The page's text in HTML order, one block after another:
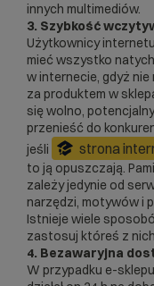
innych multimediów.
3. Szybkość
Użytkownicy
mieć wszystko
w internecie, gdyż
za produktem w
się wolno,
przenieść do
jeśli
strona
to ją opuszczają.
zależy jedynie od
narzędzi, motywów i
Istnieje wiele
zastosuj któreś z
4. Bezawaryjna
W przypadku e-